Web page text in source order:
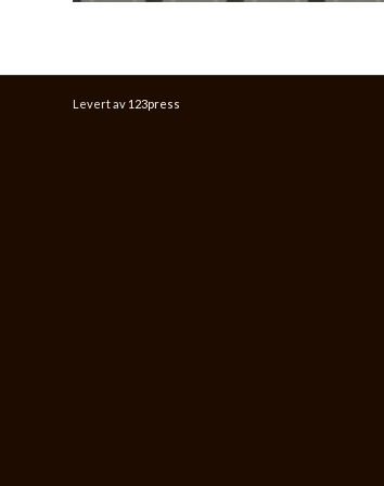
Levert av 123press